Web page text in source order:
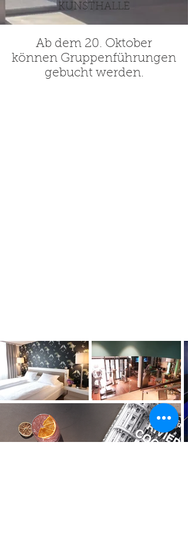
KUNSTHALLE
Ab dem 20. Oktober
können Gruppenführungen
gebucht werden.